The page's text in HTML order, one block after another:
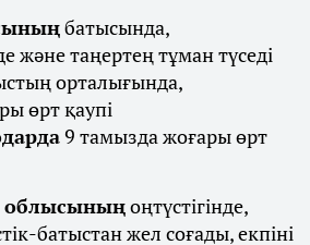
батысында,
және таңертең тұман түседі
орталығында,
өрт қаупі
9 тамызда жоғары өрт
облысыныңоңтүстігінде,
батыстан жел соғады, екпіні